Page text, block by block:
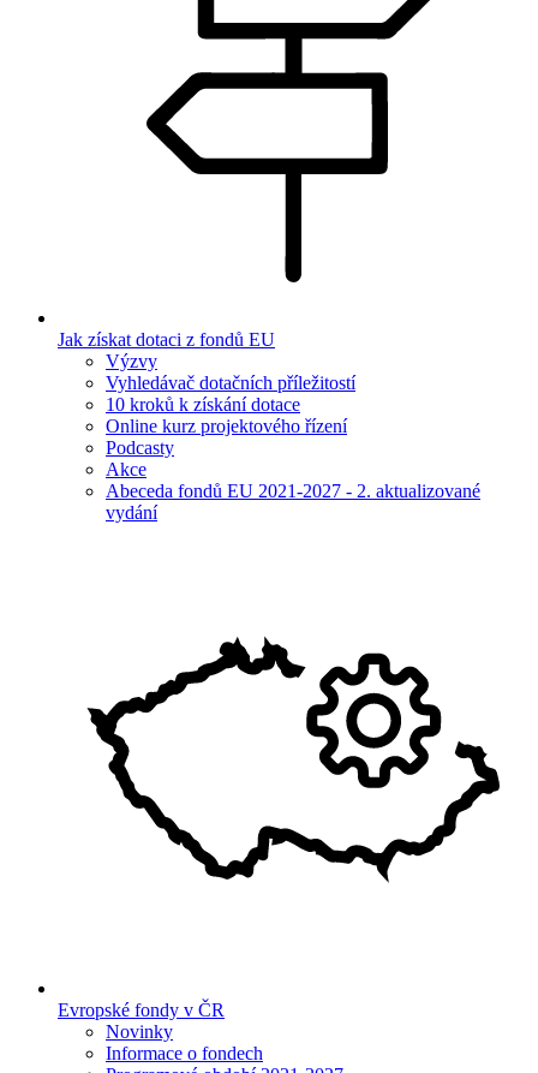
Jak získat dotaci z fondů EU
Výzvy
Vyhledávač dotačních příležitostí
10 kroků k získání dotace
Online kurz projektového řízení
Podcasty
Akce
Abeceda fondů EU 2021-2027 - 2. aktualizované
vydání
Evropské fondy v ČR
Novinky
Informace o fondech